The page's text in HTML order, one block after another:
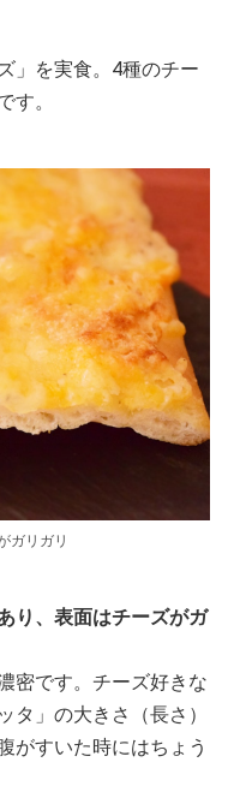
」を実食。4種のチー
す。
ガリガリ
り、表面はチーズがガ
密です。チーズ好きな
タ」の大きさ（長さ）
がすいた時にはちょう